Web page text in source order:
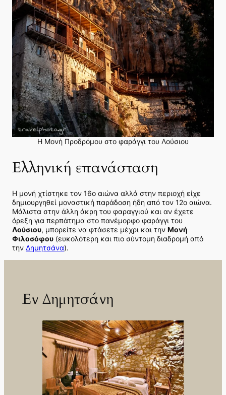
Η Μονή Προδρόμου στο φαράγγι του Λούσιου
Ελληνική επανάσταση
Η μονή χτίστηκε τον 16ο αιώνα αλλά στην περιοχή είχε
δημιουργηθεί μοναστική παράδοση ήδη από τον 12ο αιώνα.
Μάλιστα στην άλλη άκρη του φαραγγιού και αν έχετε
όρεξη για περπάτημα στο πανέμορφο φαράγγι του
Λούσιου, μπορείτε να φτάσετε μέχρι και την Μονή
Φιλοσόφου (ευκολότερη και πιο σύντομη διαδρομή από
την Δημητσάνα).
Εν Δημητσάνη